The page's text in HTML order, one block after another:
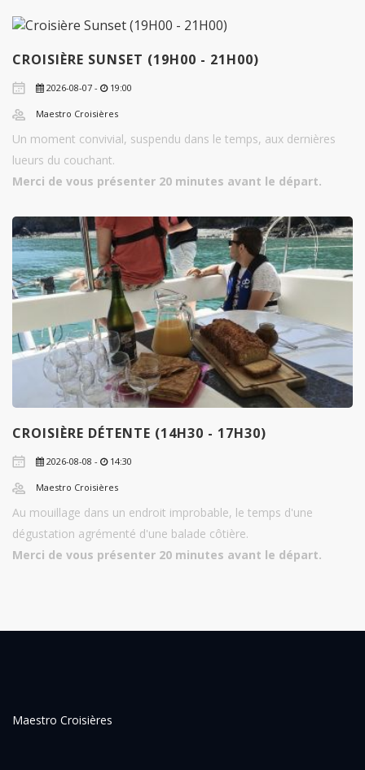
CROISIÈRE SUNSET (19H00 - 21H00)
2026-08-07 - 19:00
Maestro Croisières
Un moment convivial, suspendu dans le temps, aux dernières
lueurs du couchant.
Merci de vous présenter 20 minutes avant le départ.
CROISIÈRE DÉTENTE (14H30 - 17H30)
2026-08-08 - 14:30
Maestro Croisières
Au mouillage dans un endroit improbable, le temps d'une
dégustation agrémenté d'une balade côtière.
Merci de vous présenter 20 minutes avant le départ.
Maestro Croisières